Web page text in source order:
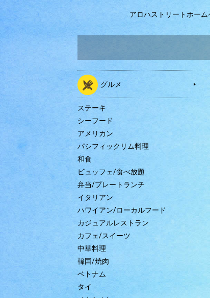
アロハストリートホーム
グルメ
ステーキ
シーフード
アメリカン
パシフィックリム料理
和食
ビュッフェ/食べ放題
弁当/プレートランチ
イタリアン
ハワイアン/ローカルフード
カジュアルレストラン
カフェ/スイーツ
中華料理
韓国/焼肉
ベトナム
タイ